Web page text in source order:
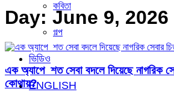
কবিতা
গল্প
ভিডিও
ENGLISH
Day: June 9, 2026
এক অ্যাপে শত সেবা বদলে দিয়েছে নাগরিক
কোথায়?